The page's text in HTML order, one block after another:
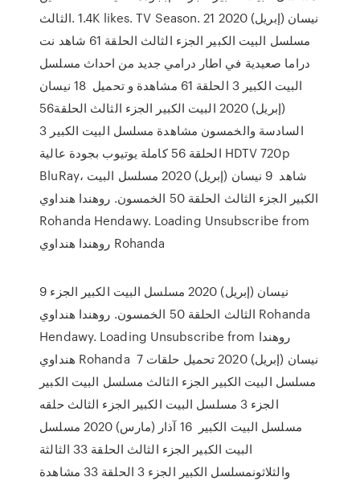
الثالث‎. 1.4K likes. TV Season. 21 نيسان (إبريل) 2020
مسلسل البيت الكبير الجزء الثالث الحلقة 61 شاهد نت
دراما صعيدية في اطار درامي جديد من احداث مسلسل
البيت الكبير 3 الحلقة 61 مشاهدة و تحميل 18 نيسان
(إبريل) 2020 البيت الكبير الجزء الثالث الحلقة56
السادسة والخمسون مشاهدة مسلسل البيت الكبير 3
الحلقة 56 كاملة يوتيوب بجودة عالية HDTV 720p
BluRay، شاهد 9 نيسان (إبريل) 2020 مسلسل البيت
الكبير الجزء الثالث الحلقة 50 الخمسون. روهندا هنداوي
Rohanda Hendawy. Loading Unsubscribe from
روهندا هنداوي Rohanda
9 نيسان (إبريل) 2020 مسلسل البيت الكبير الجزء
الثالث الحلقة 50 الخمسون. روهندا هنداوي Rohanda
Hendawy. Loading Unsubscribe from روهندا
هنداوي Rohanda 7 نيسان (إبريل) 2020 تحميل حلقات
مسلسل البيت الكبير الجزء الثالث مسلسل البيت الكبير
الجزء 3 مسلسل البيت الكبير الجزء الثالث حلقه
مسلسل البيت الكبير 16 آذار (مارس) 2020 مسلسل
البيت الكبير الجزء الثالث الحلقة 33 الثالثة
والثلاثونمسلسل الكبير الجزء 3 الحلقة 33 مشاهدة